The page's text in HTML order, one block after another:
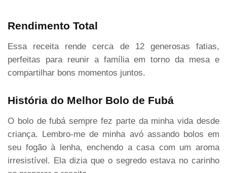
Rendimento Total
Essa receita rende cerca de 12 generosas fatias,
perfeitas para reunir a família em torno da mesa e
compartilhar bons momentos juntos.
História do Melhor Bolo de Fubá
O bolo de fubá sempre fez parte da minha vida desde
criança. Lembro-me de minha avó assando bolos em
seu fogão à lenha, enchendo a casa com um aroma
irresistível. Ela dizia que o segredo estava no carinho